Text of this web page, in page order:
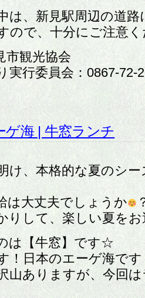
、新見駅周辺の道路
ので、十分にご注意
市観光協会
実行委員会：0867-72-
ゲ海 | 牛窓ランチ
け、本格的な夏のシ
は大丈夫でしょうか
りして、楽しい夏を
は【牛窓】です☆
！日本のエーゲ海です
山ありますが、今回